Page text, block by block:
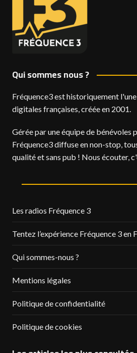
Qui sommes nous ?
Fréquence3 est historiquement
digitales françaises, créée en 2001.
Gérée par une équipe de bénévoles
Fréquence3 diffuse en non-stop,
qualité et sans pub ! Nous écouter,
Les radios Fréquence 3
Tentez l’expérience Fréquence 3 en
Qui sommes-nous ?
Mentions légales
Politique de confidentialité
Politique de cookies